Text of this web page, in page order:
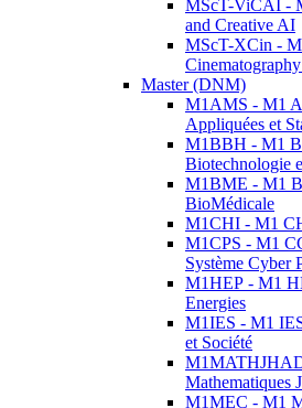
MScT-ViCAI -
and Creative AI
MScT-XCin -
Master (DNM)
M1AMS - M1
Appliquées et
M1BBH - M1
Biotechnologie
M1BME - M1
BioMédicale
M1CHI - M1
M1CPS - M1
Système Cyber
M1HEP - M1
Energies
M1IES - M1
et Société
Mathematiques
M1MEC - M1